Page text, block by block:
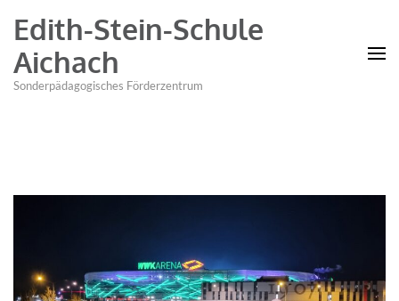
Edith-Stein-Schule
Aichach
Sonderpädagogisches Förderzentrum